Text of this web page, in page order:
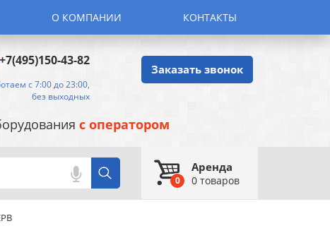
О КОМПАНИИ КОНТАКТЫ
+7(495)150-43-82
с 7:00 до 23:00,
без выходных
Заказать звонок
с оператором
0
Аренда
0товаров